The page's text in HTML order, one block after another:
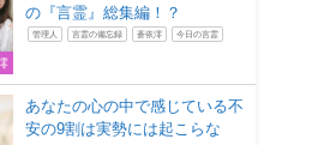
の『言霊』総集編！？
管理人 言霊の備忘録 蒼依澪 今日の言霊
あなたの心の中で感じている不
安の9割は実勢には起こらな